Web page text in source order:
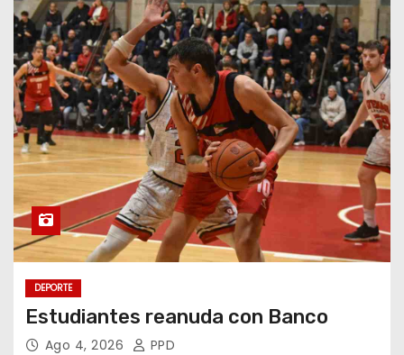
DEPORTE
Estudiantes reanuda con Banco
Ago 4, 2026 PPD